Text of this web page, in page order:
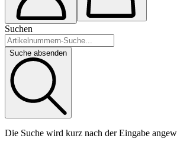
Suchen
Suche absenden
Die Suche wird kurz nach der Eingabe